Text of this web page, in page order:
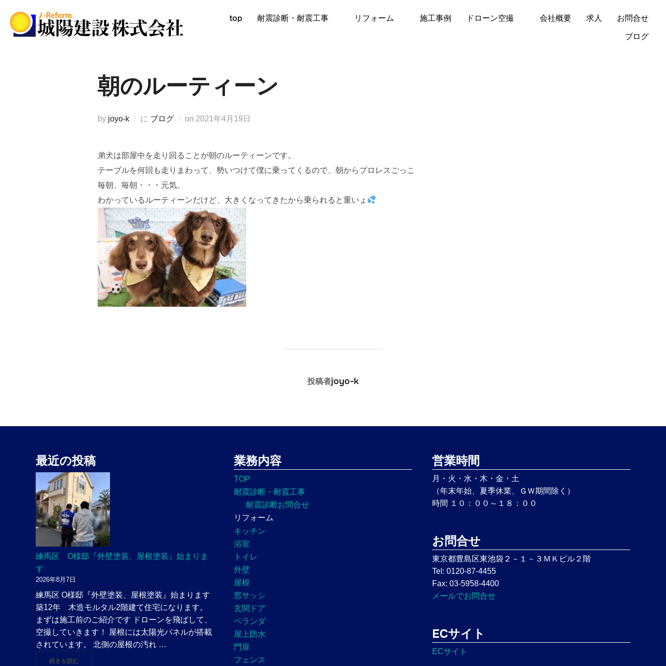
top 耐震診断・耐震工事 リフォーム 施工事例 ドローン空撮 会社概要 求人
お問合せ
ブログ
朝のルーティーン
by joyo-k に ブログ on 投
2021年4月19日
弟犬は部屋中を走り回ることが朝のルーティーンです。
テーブルを何回も走りまわって、勢いつけて僕に乗ってくるので、朝からプロレスごっこ
毎朝、毎朝・・・元気。
わかっているルーティーンだけど、大きくなってきたから乗られると重いょ
投稿者
投稿者joyo-k
最近の投稿
練馬区 O様邸『外壁塗装、屋根塗装』始まりま
す
2026年8月7日
練馬区 O様邸『外壁塗装、屋根塗装』始まります
築12年 木造モルタル2階建て住宅になります。
まずは施工前のご紹介です ドローンを飛ばして、
空撮していきます！ 屋根には太陽光パネルが搭載
されています。 北側の屋根の汚れ …
続きを読む"練馬区 O様邸『外壁塗装、屋根塗装』始まります"
業務内容
TOP
耐震診断・耐震工事
耐震診断お問合せ
リフォーム
キッチン
浴室
トイレ
外壁
屋根
窓サッシ
玄関ドア
ベランダ
屋上防水
門扉
フェンス
営業時間
月・火・水・木・金・土
（年末年始、夏季休業、ＧＷ期間除く）
時間 １０：００～１８：００
お問合せ
東京都豊島区東池袋２－１－３ＭＫビル２階
Tel: 0120-87-4455
Fax: 03-5958-4400
メールでお問合せ
ECサイト
ECサイト